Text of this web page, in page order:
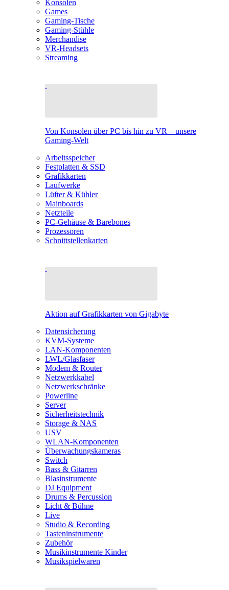
Konsolen
Games
Gaming-Tische
Gaming-Stühle
Merchandise
VR-Headsets
Streaming
Von Konsolen über PC bis hin zu VR – unsere
Gaming-Welt
Arbeitsspeicher
Festplatten & SSD
Grafikkarten
Laufwerke
Lüfter & Kühler
Mainboards
Netzteile
PC-Gehäuse & Barebones
Prozessoren
Schnittstellenkarten
Aktion auf Grafikkarten von Gigabyte
Datensicherung
KVM-Systeme
LAN-Komponenten
LWL/Glasfaser
Modem & Router
Netzwerkkabel
Netzwerkschränke
Powerline
Server
Sicherheitstechnik
Storage & NAS
USV
WLAN-Komponenten
Überwachungskameras
Switch
Bass & Gitarren
Blasinstrumente
DJ Equipment
Drums & Percussion
Licht & Bühne
Live
Studio & Recording
Tasteninstrumente
Zubehör
Musikinstrumente Kinder
Musikspielwaren